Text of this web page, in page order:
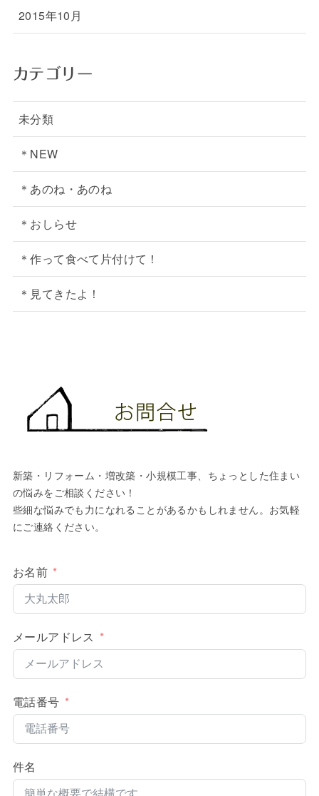
2015年10月
カテゴリー
未分類
＊NEW
＊あのね・あのね
＊おしらせ
＊作って食べて片付けて！
＊見てきたよ！
新築・リフォーム・増改築・小規模工事、ちょっとした住まい
の悩みをご相談ください！
些細な悩みでも力になれることがあるかもしれません。お気軽
にご連絡ください。
お名前
メールアドレス
電話番号
件名